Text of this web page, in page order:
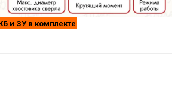
и ЗУ в комплекте